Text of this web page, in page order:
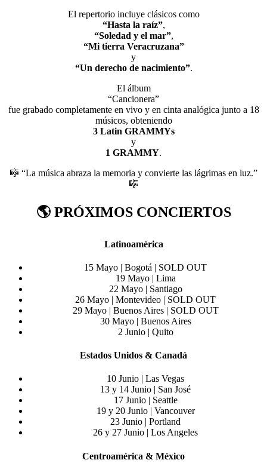
El repertorio incluye clásicos como
“Hasta la raíz”,
“Soledad y el mar”,
“Mi tierra Veracruzana”
y
“Un derecho de nacimiento”.
El álbum
“Cancionera”
fue grabado completamente en vivo y en cinta analógica junto a 18
músicos, obteniendo
3 Latin GRAMMYs
y
1 GRAMMY.
🎼 “La música abraza la memoria y convierte las lágrimas en luz.”
🎼
🌎 PRÓXIMOS CONCIERTOS
Latinoamérica
15 Mayo | Bogotá | SOLD OUT
19 Mayo | Lima
22 Mayo | Santiago
26 Mayo | Montevideo | SOLD OUT
29 Mayo | Buenos Aires | SOLD OUT
30 Mayo | Buenos Aires
2 Junio | Quito
Estados Unidos & Canadá
10 Junio | Las Vegas
13 y 14 Junio | San José
17 Junio | Seattle
19 y 20 Junio | Vancouver
23 Junio | Portland
26 y 27 Junio | Los Angeles
Centroamérica & México